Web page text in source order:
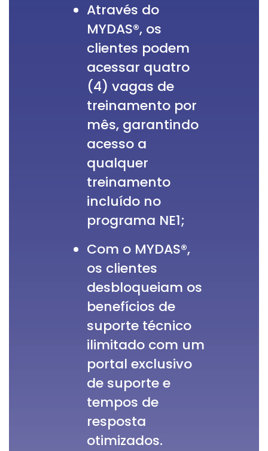
Através do
MYDAS®, os
clientes podem
acessar quatro
(4) vagas de
treinamento por
mês, garantindo
acesso a
qualquer
treinamento
incluído no
programa NE1;
Com o MYDAS®,
os clientes
desbloqueiam os
benefícios de
suporte técnico
ilimitado com um
portal exclusivo
de suporte e
tempos de
resposta
otimizados.